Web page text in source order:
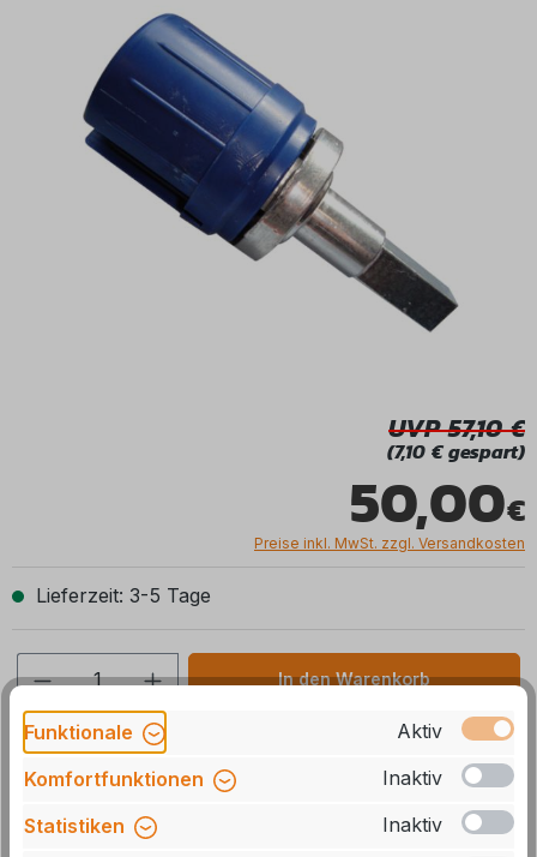
50,00
UVP 57,10
(7,10 € gespart)
Preise inkl. MwSt. zzgl. Versandkosten
Lieferzeit: 3-5 Tage
Produkt Anzahl: Gib den gewünschten
In den Warenkorb
Stck Zum Merkzettel hinzufügen
Artikelnummer:
Funktionale
Aktiv
Komfortfunktionen
Inaktiv
Statistiken
Inaktiv